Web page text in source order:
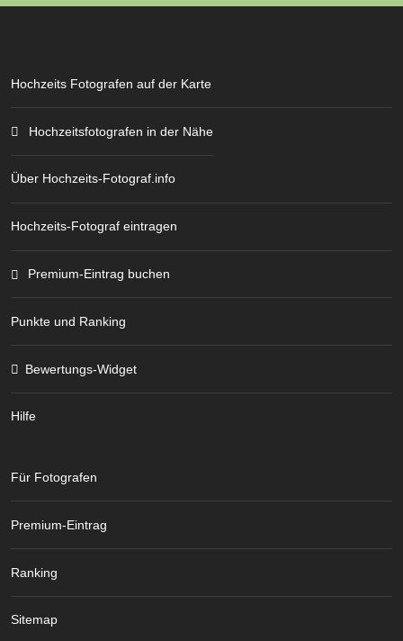
Hochzeits Fotografen auf der Karte
Hochzeitsfotografen in der Nähe
Über Hochzeits-Fotograf.info
Hochzeits-Fotograf eintragen
Premium-Eintrag buchen
Punkte und Ranking
Bewertungs-Widget
Hilfe
Für Fotografen
Premium-Eintrag
Ranking
Sitemap